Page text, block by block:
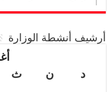
أرشيف أنشطة الوزارة
د
ن ث